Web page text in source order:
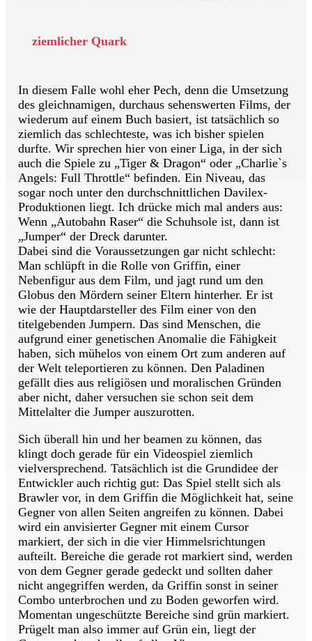
ziemlicher Quark
In diesem Falle wohl eher Pech, denn die Umsetzung
des gleichnamigen, durchaus sehenswerten Films, der
wiederum auf einem Buch basiert, ist tatsächlich so
ziemlich das schlechteste, was ich bisher spielen
durfte. Wir sprechen hier von einer Liga, in der sich
auch die Spiele zu „Tiger & Dragon“ oder „Charlie`s
Angels: Full Throttle“ befinden. Ein Niveau, das
sogar noch unter den durchschnittlichen Davilex-
Produktionen liegt. Ich drücke mich mal anders aus:
Wenn „Autobahn Raser“ die Schuhsole ist, dann ist
„Jumper“ der Dreck darunter.
Dabei sind die Voraussetzungen gar nicht schlecht:
Man schlüpft in die Rolle von Griffin, einer
Nebenfigur aus dem Film, und jagt rund um den
Globus den Mördern seiner Eltern hinterher. Er ist
wie der Hauptdarsteller des Film einer von den
titelgebenden Jumpern. Das sind Menschen, die
aufgrund einer genetischen Anomalie die Fähigkeit
haben, sich mühelos von einem Ort zum anderen auf
der Welt teleportieren zu können. Den Paladinen
gefällt dies aus religiösen und moralischen Gründen
aber nicht, daher versuchen sie schon seit dem
Mittelalter die Jumper auszurotten.
Sich überall hin und her beamen zu können, das
klingt doch gerade für ein Videospiel ziemlich
vielversprechend. Tatsächlich ist die Grundidee der
Entwickler auch richtig gut: Das Spiel stellt sich als
Brawler vor, in dem Griffin die Möglichkeit hat, seine
Gegner von allen Seiten angreifen zu können. Dabei
wird ein anvisierter Gegner mit einem Cursor
markiert, der sich in die vier Himmelsrichtungen
aufteilt. Bereiche die gerade rot markiert sind, werden
von dem Gegner gerade gedeckt und sollten daher
nicht angegriffen werden, da Griffin sonst in seiner
Combo unterbrochen und zu Boden geworfen wird.
Momentan ungeschützte Bereiche sind grün markiert.
Prügelt man also immer auf Grün ein, liegt der